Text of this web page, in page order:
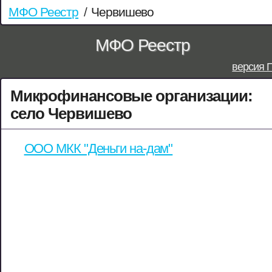
МФО Реестр / Червишево
МФО Реестр
версия
Микрофинансовые организации:
село Червишево
ООО МКК "Деньги на-дам"